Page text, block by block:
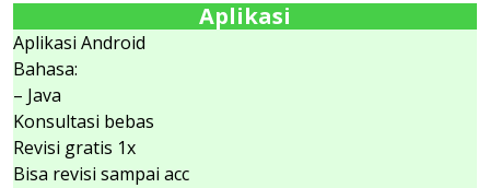
Aplikasi
Aplikasi Android
Bahasa:
– Java
Konsultasi bebas
Revisi gratis 1x
Bisa revisi sampai acc